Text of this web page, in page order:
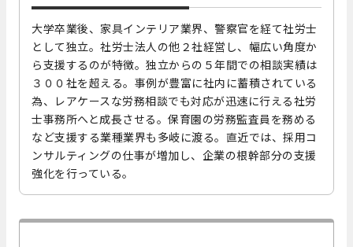
大学卒業後、家具インテリア業界、警察官を経て社労士
として独立。社労士法人の他２社経営し、幅広い角度か
ら支援するのが特徴。独立からの５年間での相談実績は
３００社を超える。事例が豊富に社内に蓄積されている
為、レアケースな労務相談でも対応が迅速に行える社労
士事務所へと成長させる。保育園の労務監査員を務める
など支援する業種業界も多岐に渡る。直近では、採用コ
ンサルティングの仕事が増加し、企業の根幹部分の支援
強化を行っている。